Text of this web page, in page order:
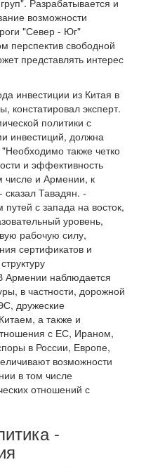
Разрабатывается и
возможности
"Север - Юг"
перспектив свободной
представлять интерес
инвестиции из Китая в
эксперт.
политики с
инвестиций, должна
также четко
и эффективность
числе и Армении, к
сказал Тавадян. -
с запада на восток,
уровень,
рабочую силу,
сертификатов и
Армении наблюдается
в частности, дорожной
дружеские
а также и
с ЕС, Ираном,
в России, Европе,
возможности
в том числе
отношений с
-